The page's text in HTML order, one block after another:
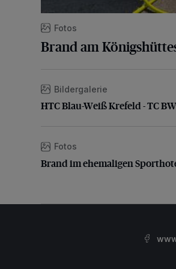
Fotos
Brand am
HTC Blau-Weiß Krefeld - TC
Bildergalerie
HTC Blau-Weiß Krefeld - TC
Brand im ehemaligen
Fotos
Brand im ehemaligen